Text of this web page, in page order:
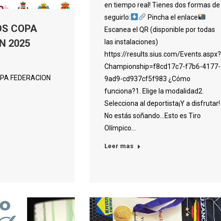
COPA
2025
FEDERACION
en tiempo real! Tienes dos formas de
seguirlo:
Pincha el enlace
Escanea el QR (disponible por todas
las instalaciones)
https://results.sius.com/Events.aspx?
Championship=f8cd17c7-f7b6-4177-
9ad9-cd937cf5f983 ¿Cómo
funciona?1. Elige la modalidad2.
Selecciona al deportista¡Y a disfrutar!
No estás soñando…Esto es Tiro
Olímpico…
Leer mas